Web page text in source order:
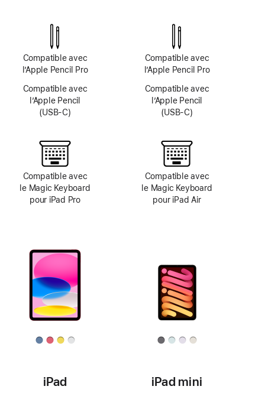
Compatible avec
l’Apple Pencil Pro
Compatible avec
l’Apple Pencil
(USB‑C)
Compatible avec
le Magic Keyboard
pour iPad Pro
TrueDepth
Compatible avec
l’Apple Pencil Pro
Compatible avec
l’Apple Pencil
(USB‑C)
Compatible avec
le Magic Keyboard
pour iPad Air
iPad iPad mini